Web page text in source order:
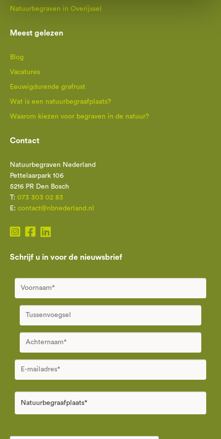
Natuurbegraven in Overijssel
Meest gelezen
Blog
Vacatures
Eeuwigdurende grafrust
Wat is een natuurbegraafplaats?
Waarom kiezen voor begraven in de natuur?
Contact
Natuurbegraven Nederland
Pettelaarpark 106
5216 PR Den Bosch
T: 073 303 02 83
E: contact@nbnederland.nl
Schrijf u in voor de nieuwsbrief